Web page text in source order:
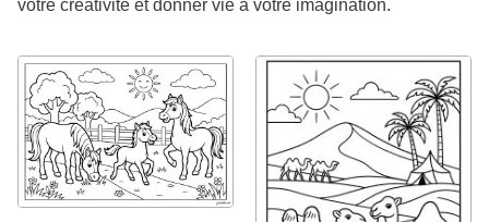
votre créativité et donner vie à votre imagination.